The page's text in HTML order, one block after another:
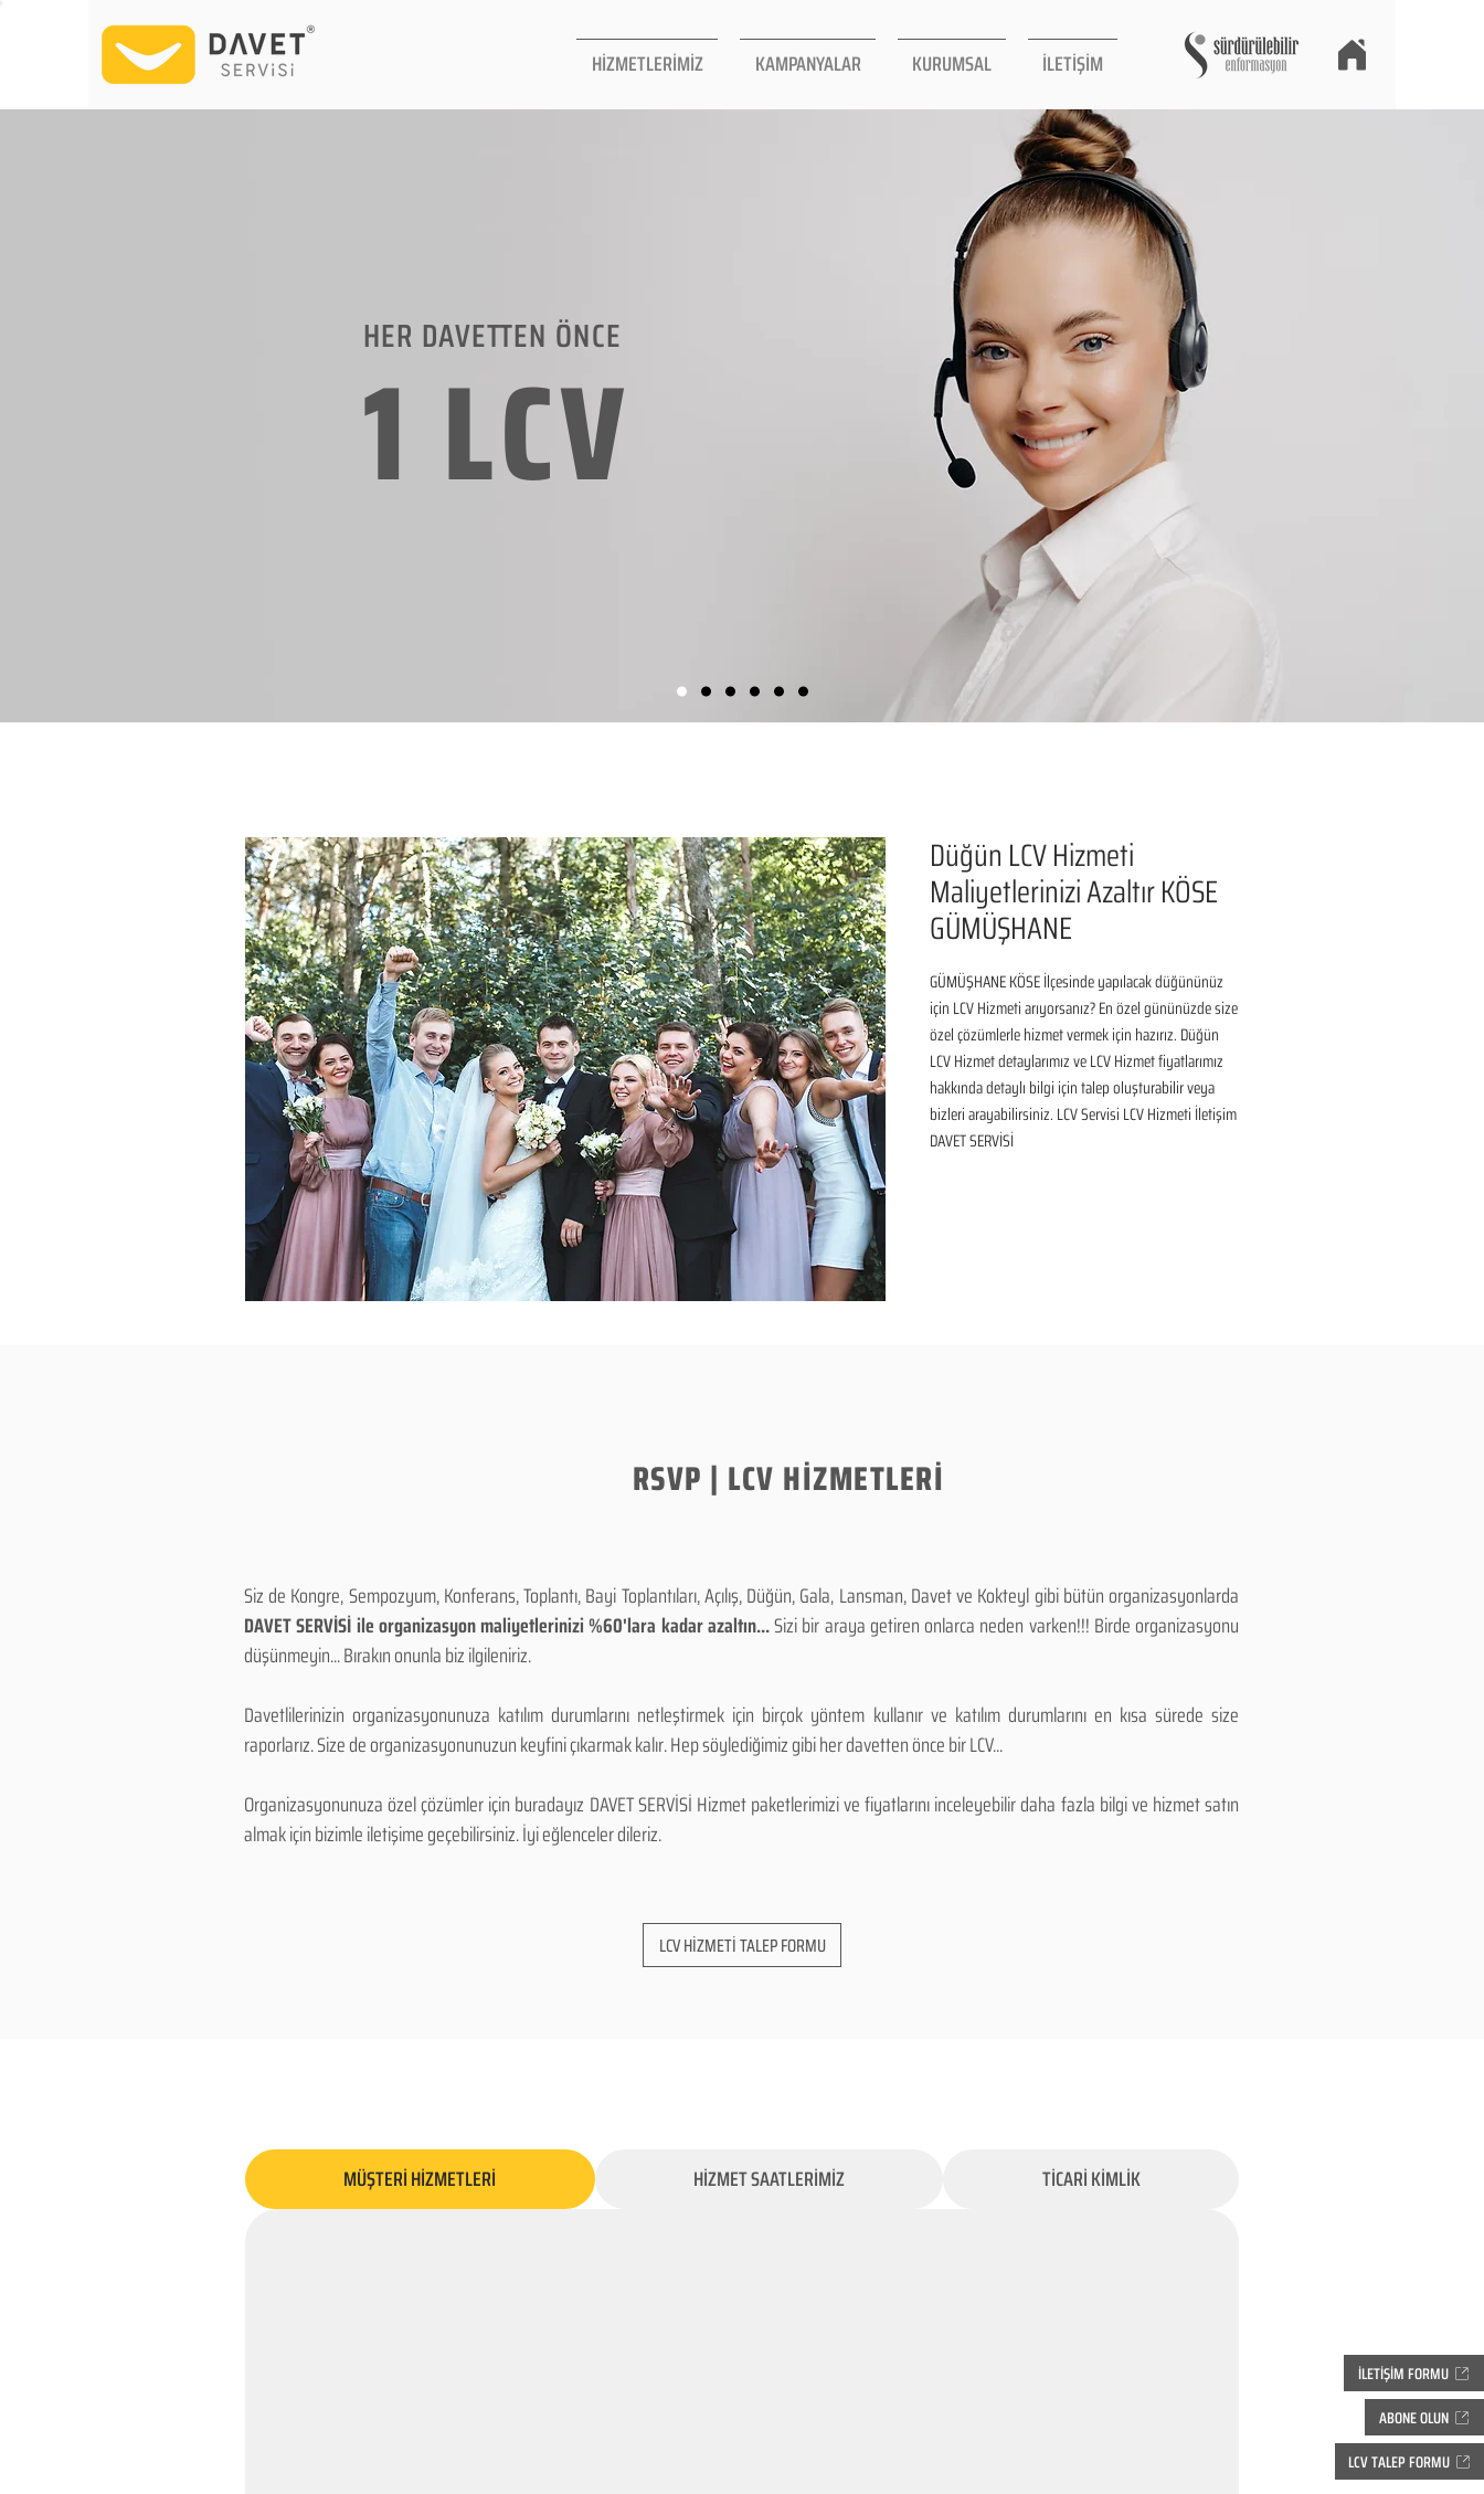
HİZMETLERİMİZ KAMPANYALAR KURUMSAL İLETİŞİM
ABONE OLUN
LCV TALEP FORMU
İLETİŞİM FORMU
HER DAVETTEN ÖNCE
1 LCV
Düğün LCV Hizmeti
Maliyetlerinizi Azaltır KÖSE
GÜMÜŞHANE
GÜMÜŞHANE KÖSE İlçesinde yapılacak düğününüz
için LCV Hizmeti arıyorsanız? En özel gününüzde size
özel çözümlerle hizmet vermek için hazırız. Düğün
LCV Hizmet detaylarımız ve LCV Hizmet fiyatlarımız
hakkında detaylı bilgi için talep oluşturabilir veya
bizleri arayabilirsiniz. LCV Servisi LCV Hizmeti İletişim
DAVET SERVİSİ
RSVP | LCV HİZMETLERİ
Siz de Kongre, Sempozyum, Konferans, Toplantı, Bayi Toplantıları, Açılış, Düğün, Gala, Lansman, Davet ve Kokteyl gibi bütün organizasyonlarda
DAVET SERVİSİ ile organizasyon maliyetlerinizi %60'lara kadar azaltın...Sizi bir araya getiren onlarca neden varken!!! Birde organizasyonu
düşünmeyin... Bırakın onunla biz ilgileniriz.
Davetlilerinizin organizasyonunuza katılım durumlarını netleştirmek için birçok yöntem kullanır ve katılım durumlarını en kısa sürede size
raporlarız. Size de organizasyonunuzun keyfini çıkarmak kalır. Hep söylediğimiz gibi her davetten önce bir LCV...
Organizasyonunuza özel çözümler için buradayız DAVET SERVİSİ Hizmet paketlerimizi ve fiyatlarını inceleyebilir daha fazla bilgi ve hizmet satın
almak için bizimle iletişime geçebilirsiniz. İyi eğlenceler dileriz.
LCV HİZMETİ TALEP FORMU
MÜŞTERİ HİZMETLERİ HİZMET SAATLERİMİZ TİCARİ KİMLİK